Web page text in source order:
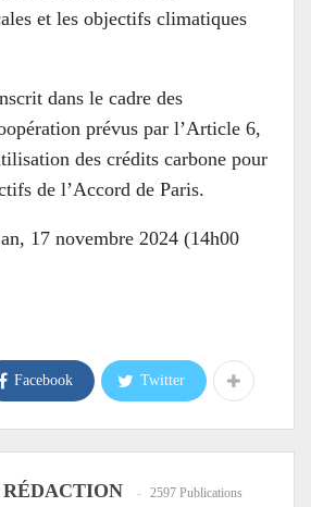
et les objectifs climatiques
dans le cadre des
prévus par l’Article 6,
des crédits carbone pour
de l’Accord de Paris.
17 novembre 2024 (14h00
Facebook Twitter
2597 Publications